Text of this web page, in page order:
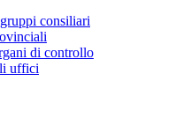
consiliari
di controllo
uffici